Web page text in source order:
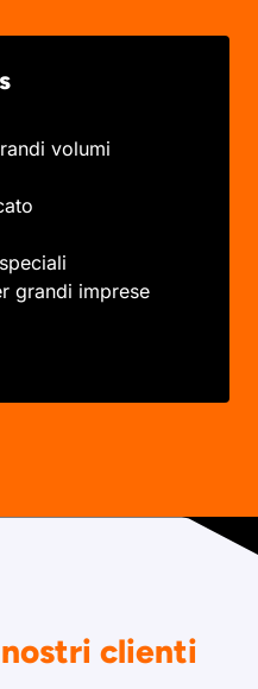
volumi
grandi imprese
clienti